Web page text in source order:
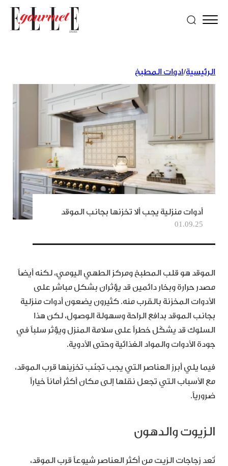
الرئيسية/ادوات المطبخ
أدوات منزلية يجب ألا تخزنها بجانب الموقد
01.09.25
الموقد هو قلب المطبخ ومركز الطهي اليومي، لكنه أيضاً
مصدر حرارة وبخار دائمين قد يؤثران بشكل مباشر على
الأدوات المخزنة بالقرب منه. كثيرون يضعون أدوات منزلية
بجانب الموقد بدافع الراحة وسهولة الوصول، لكن هذا
السلوك قد يشكّل خطراً على سلامة المنزل ويؤثر سلباً في
جودة الأدوات والمواد الغذائية وحتى الأدوية.
فيما يلي أبرز العناصر التي يجب تجنّب تخزينها قرب الموقد،
مع الأسباب التي تجعل نقلها إلى مكان أكثر أماناً خياراً
ضرورياً.
الزيوت والدهون
تُعد زجاجات الزيت من أكثر العناصر شيوعاً قرب الموقد،